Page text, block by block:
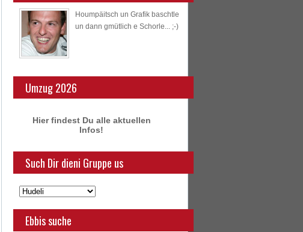
Houmpäitsch un Grafik baschtle
un dann gmütlich e Schorle... ;-)
Umzug 2026
Hier findest Du alle aktuellen
Infos!
Such Dir dieni Gruppe us
Ebbis suche